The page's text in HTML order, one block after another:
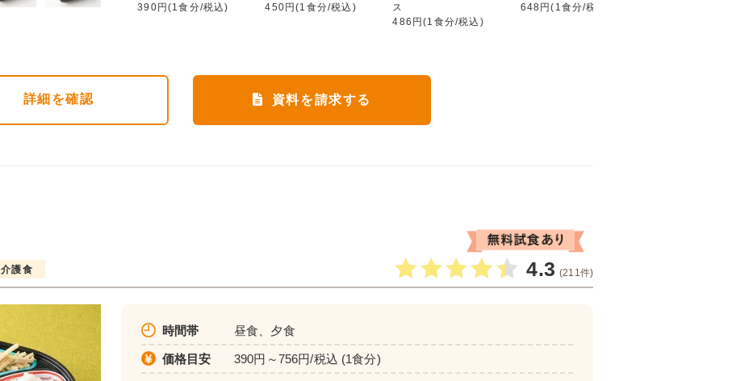
583円(1食分/税込)
390円(1食分/税込)
450円(1食分/税込)
ス
486円(1食分/税込)
648円(1食分/税込)
詳細 を確認 資料を請求する
介護食 4.3 (211件)
時間帯 昼食、夕食
価格目安 390円～756円/税込 (1食分)